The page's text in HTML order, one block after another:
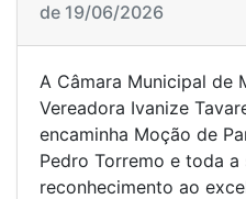
de 19/06/2026
A Câmara Municipal de
Vereadora Ivanize
encaminha Moção de
Pedro Torremo e toda a
reconhecimento ao